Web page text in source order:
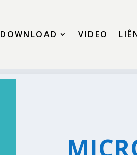
DOWNLOAD VIDEO